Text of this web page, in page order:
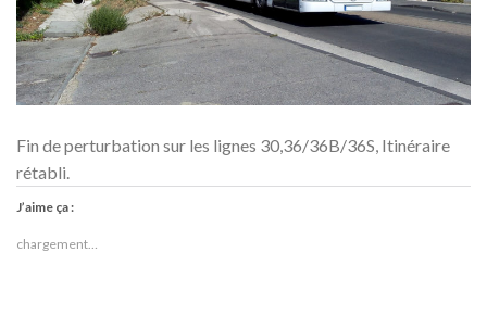
Fin de perturbation sur les lignes 30,36/36B/36S, Itinéraire
rétabli.
J’aime ça :
chargement…